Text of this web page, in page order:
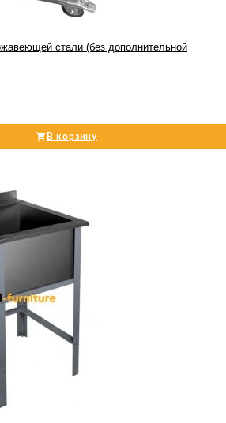
стали (без дополнительной
В корзину